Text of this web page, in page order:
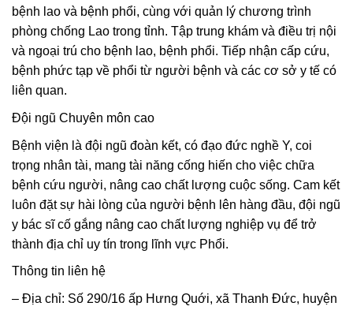
bệnh lao và bệnh phổi, cùng với quản lý chương trình
phòng chống Lao trong tỉnh. Tập trung khám và điều trị nội
và ngoại trú cho bệnh lao, bệnh phổi. Tiếp nhận cấp cứu,
bệnh phức tạp về phổi từ người bệnh và các cơ sở y tế có
liên quan.
Đội ngũ Chuyên môn cao
Bệnh viện là đội ngũ đoàn kết, có đạo đức nghề Y, coi
trọng nhân tài, mang tài năng cống hiến cho việc chữa
bệnh cứu người, nâng cao chất lượng cuộc sống. Cam kết
luôn đặt sự hài lòng của người bệnh lên hàng đầu, đội ngũ
y bác sĩ cố gắng nâng cao chất lượng nghiệp vụ để trở
thành địa chỉ uy tín trong lĩnh vực Phổi.
Thông tin liên hệ
– Địa chỉ: Số 290/16 ấp Hưng Quới, xã Thanh Đức, huyện